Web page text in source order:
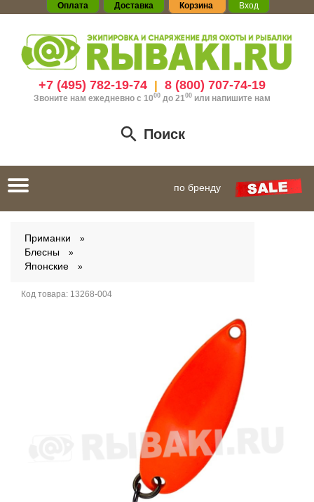
Оплата Доставка Корзина Вход
+7 (495) 782-19-74| 8 (800) 707-74-19
Звоните нам ежедневно с 1000до 21 00 или напишите нам
Поиск
Toggle
navigation
по бренду
Приманки
Блесны
Японские
Код товара: 13268-004